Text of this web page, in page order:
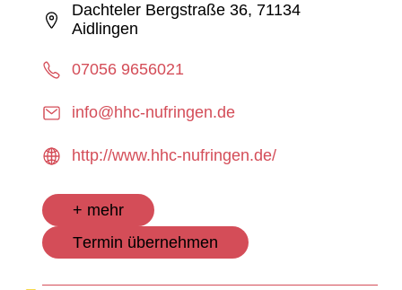
Dachteler Bergstraße 36, 71134
Aidlingen
07056 9656021
info@hhc-nufringen.de
http://www.hhc-nufringen.de/
+ mehr
Termin übernehmen